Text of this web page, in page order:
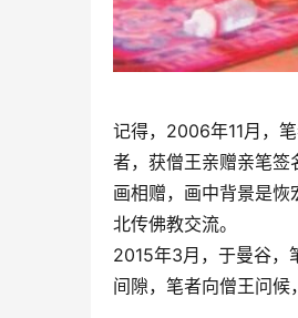
记得，2006年11月，
者，获僧王亲赠亲笔签
画相赠，画中背景是恢
北传佛教交流。
2015年3月，于曼谷，
间隙，笔者向僧王问候